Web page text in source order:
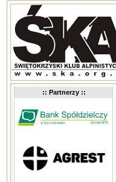
:: Partnerzy ::